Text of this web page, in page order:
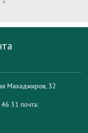
Махаджиров, 32
31 почта: